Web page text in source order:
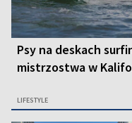
Psy na deskach
mistrzostwa w
LIFESTYLE